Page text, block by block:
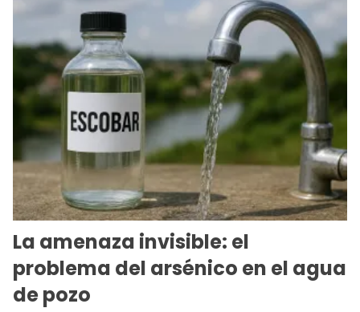
La amenaza invisible: el
problema del arsénico en el agua
de pozo